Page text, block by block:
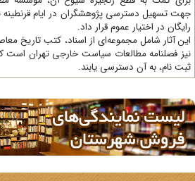
تسهیل دسترسی پژوهشگران در ایام قرنطینه
در اختیار عموم قرار داد.
آثار شامل مجموعه‌ای از اسناد، کتب تاریخ
فصلنامه مطالعات سیاست خارجی تهران است که
نام، به آن دسترسی یابند.